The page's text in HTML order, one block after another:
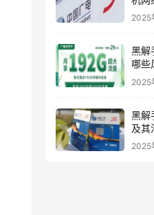
2025
黑解
哪些
2025
黑解
及其
2025